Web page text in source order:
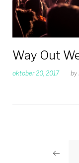
Way Out
oktober 20, 2017 by